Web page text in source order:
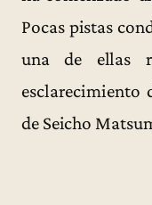
Pocas pistas
una de ellas
esclarecimiento
de Seicho